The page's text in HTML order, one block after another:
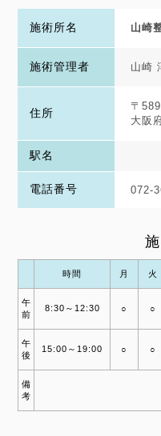
施術所名 山崎
施術管理者 山崎
住所
〒
大阪
駅名
電話番号 072-
時間 月 火
午
前
8:30～12:30 ○ ○
午
後
15:00～19:00 ○ ○
備
考